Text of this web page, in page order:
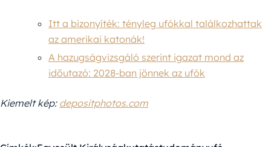
Itt a bizonyíték: tényleg ufókkal találkozhattak
az amerikai katonák!
A hazugságvizsgáló szerint igazat mond az
időutazó: 2028-ban jönnek az ufók
Kiemelt kép: depositphotos.com